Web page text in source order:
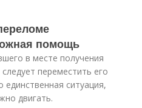
помощь
в месте получения
переместить его
единственная ситуация,
двигать.